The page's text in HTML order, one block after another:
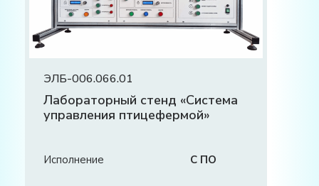
ЭЛБ-006.066.01
Лабораторный стенд «Система
управления птицефермой»
Исполнение С ПО